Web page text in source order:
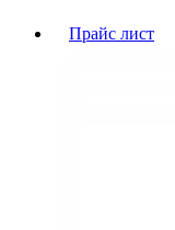
Прайс лист